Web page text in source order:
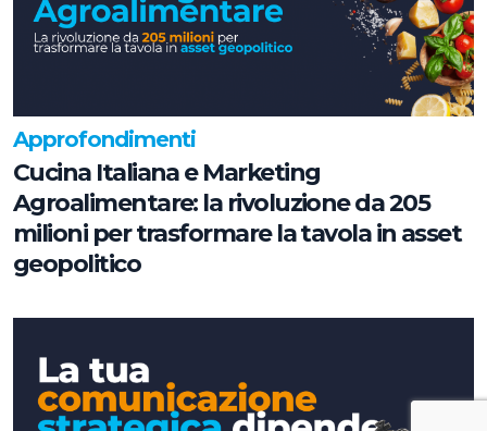
Approfondimenti
Cucina Italiana e Marketing
Agroalimentare: la rivoluzione da 205
milioni per trasformare la tavola in asset
geopolitico